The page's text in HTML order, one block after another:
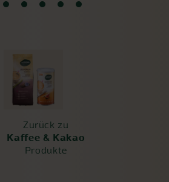
Zurück zu
Kaffee & Kakao
Produkte